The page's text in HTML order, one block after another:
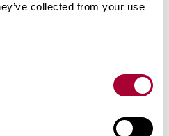
collected from your use